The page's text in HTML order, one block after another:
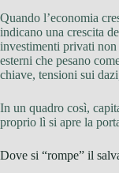
Quando l’economia
indicano una crescita
investimenti privati
esterni che pesano
chiave, tensioni sui
In un quadro così,
proprio lì si apre la
Dove si “rompe” il